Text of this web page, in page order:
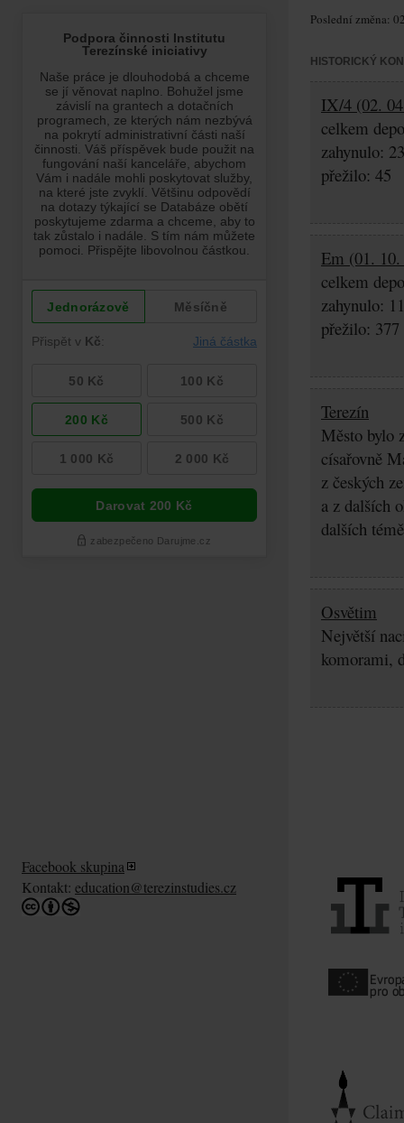
Poslední změna:
HISTORICKÝ
IX/4 (02.
celkem
zahynulo:
přežilo: 45
Em (01.
celkem
zahynulo:
přežilo: 377
Terezín
Město bylo
císařovně
z českých
a z dalších
dalších
Osvětim
Největší
komorami,
Facebook skupina
Kontakt: education@terezinstudies.cz